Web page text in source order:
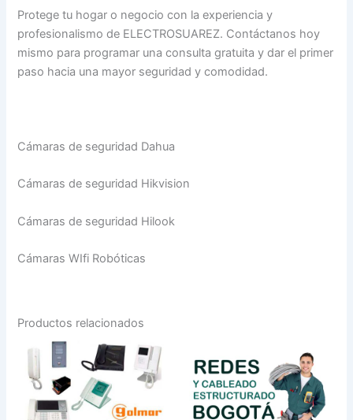
Protege tu hogar o negocio con la experiencia y
profesionalismo de ELECTROSUAREZ. Contáctanos hoy
mismo para programar una consulta gratuita y dar el primer
paso hacia una mayor seguridad y comodidad.
Cámaras de seguridad Dahua
Cámaras de seguridad Hikvision
Cámaras de seguridad Hilook
Cámaras WIfi Robóticas
Productos relacionados